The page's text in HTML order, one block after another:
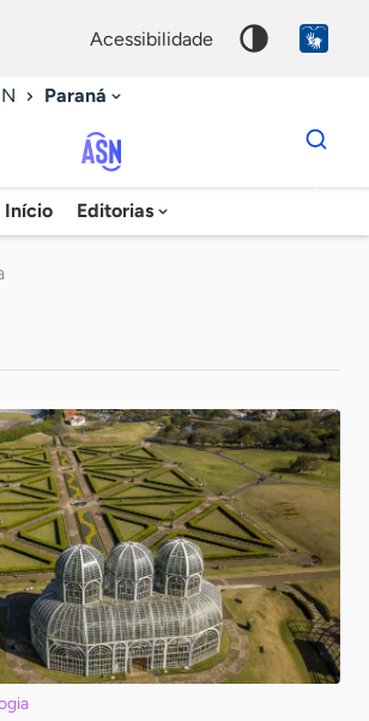
acessibilidade
Paraná
Agência
Sebrae
Início Editorias
Dados
para
chave